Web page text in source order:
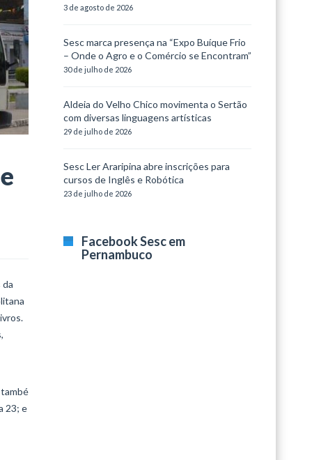
da
23; e
3 de agosto de 2026
Sesc marca presença na “Expo Buíque Frio
– Onde o Agro e o Comércio se Encontram”
30 de julho de 2026
Aldeia do Velho Chico movimenta o Sertão
com diversas linguagens artísticas
29 de julho de 2026
Sesc Ler Araripina abre inscrições para
cursos de Inglês e Robótica
23 de julho de 2026
Facebook Sesc em
Pernambuco